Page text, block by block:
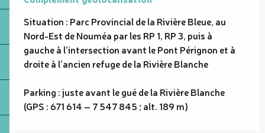
Situation : Parc Provincial de la Rivière Bleue, au
Nord-Est de Nouméa par les RP 1, RP 3, puis à
gauche à l’intersection avant le Pont Pérignon et à
droite à l’ancien refuge de la Rivière Blanche
Parking : juste avant le gué de la Rivière Blanche
(GPS : 671 614 – 7 547 845 ; alt. 189 m)